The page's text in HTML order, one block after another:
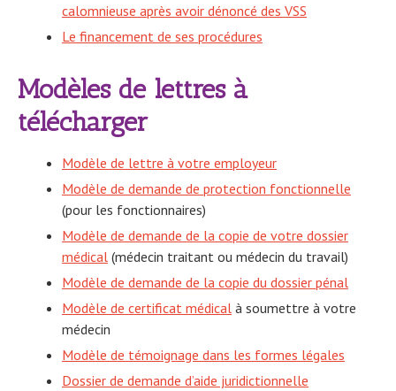
calomnieuse après avoir dénoncé des VSS
Le financement de ses procédures
Modèles de lettres à
télécharger
Modèle de lettre à votre employeur
Modèle de demande de protection fonctionnelle
(pour les fonctionnaires)
Modèle de demande de la copie de votre dossier
médical (médecin traitant ou médecin du travail)
Modèle de demande de la copie du dossier pénal
Modèle de certificat médical à soumettre à votre
médecin
Modèle de témoignage dans les formes légales
Dossier de demande d’aide juridictionnelle